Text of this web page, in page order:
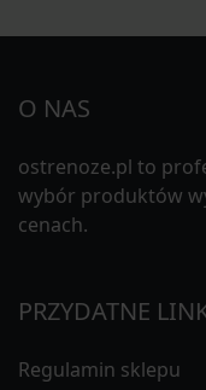
O NAS
ostrenoze.pl to
wybór produktów
cenach.
PRZYDATNE
Regulamin sklepu